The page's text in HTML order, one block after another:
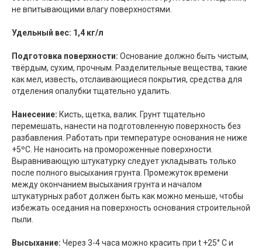
не впитывающими влагу поверхностями.
Удельный вес: 1,4 кг/л
Подготовка поверхности: Основание должно быть чистым,
твёрдым, сухим, прочным. Разделительные вещества, такие
как мел, известь, отслаивающиеся покрытия, средства для
отделения опалубки тщательно удалить.
Нанесение: Кисть, щетка, валик. Грунт тщательно
перемешать, нанести на подготовленную поверхность без
разбавления. Работать при температуре основания не ниже
+5ºС. Не наносить на промороженные поверхности.
Выравнивающую штукатурку следует укладывать только
после полного высыхания грунта. Промежуток времени
между окончанием высыхания грунта и началом
штукатурных работ должен быть как можно меньше, чтобы
избежать оседания на поверхность основания строительной
пыли.
Высыхание: Через 3-4 часа можно красить при t +25° C и